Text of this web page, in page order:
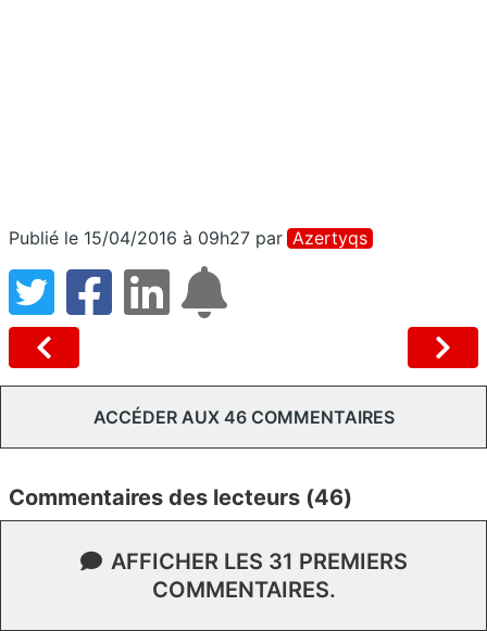
Publié le 15/04/2016 à 09h27 par Azertyqs
ACCÉDER AUX 46 COMMENTAIRES
Commentaires des lecteurs (46)
AFFICHER LES 31 PREMIERS
COMMENTAIRES.